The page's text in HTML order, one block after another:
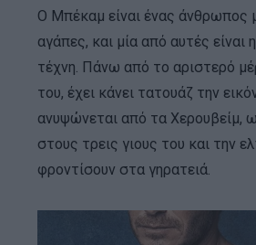
Ο Μπέκαμ είναι ένας άνθρωπος
αγάπες, και μία από αυτές είναι
τέχνη. Πάνω από το αριστερό
του, έχει κάνει τατουάζ την
ανυψώνεται από τα Χερουβείμ,
στους τρεις γιους του και την
φροντίσουν στα γηρατειά.